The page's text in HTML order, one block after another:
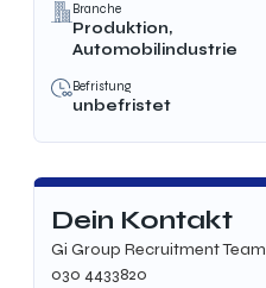
Branche
Produktion,
Automobilindustrie
Befristung
unbefristet
Dein Kontakt
Gi Group Recruitment Team
030 4433820